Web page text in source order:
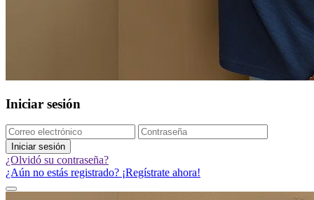
Iniciar sesión
Iniciar sesión
¿Olvidó su contraseña?
¿Aún no estás registrado? ¡Regístrate ahora!